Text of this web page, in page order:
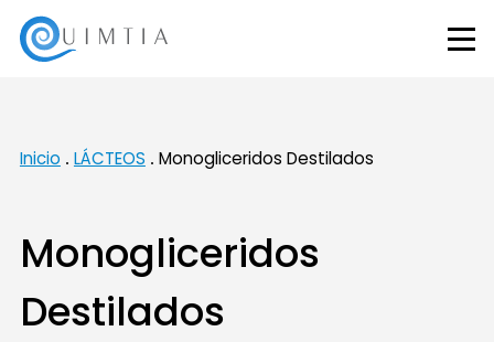
Inicio LÁCTEOS Monogliceridos Destilados
Monogliceridos
Destilados